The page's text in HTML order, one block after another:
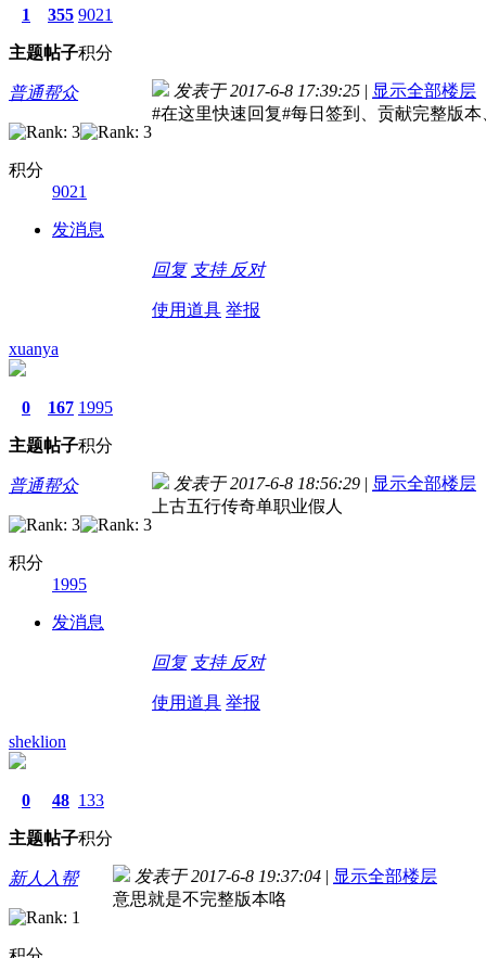
1
主题
355
帖子
9021
积分
普通帮众
积分
9021
发消息
发表于 2017-6-8 17:39:25 | 显示全部楼层
#在这里快速回复#每日签到、贡献完整版
回复 支持 反对
使用道具 举报
xuanya
0
主题
167
帖子
1995
积分
普通帮众
积分
1995
发消息
发表于 2017-6-8 18:56:29 | 显示全部楼层
上古五行传奇单职业假人
回复 支持 反对
使用道具 举报
sheklion
0
主题
48
帖子
133
积分
新人入帮 发表于 2017-6-8 19:37:04 | 显示全部楼层
意思就是不完整版本咯